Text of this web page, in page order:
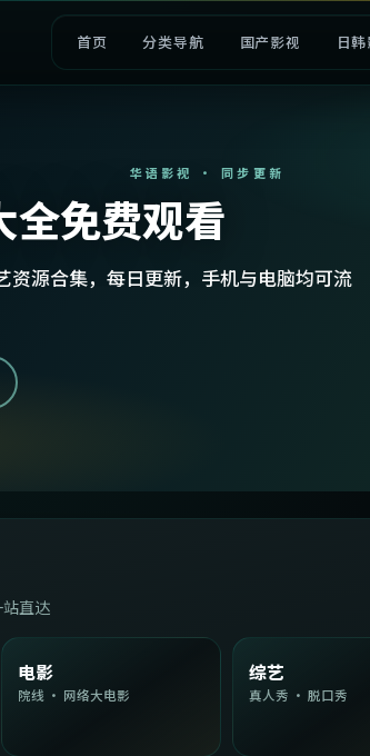
首页 分类导航 国产影视 日
华语影视 · 同步更新
全免费观看
资源合集，每日更新，手机与电脑均可流
直达
电影
院线 · 网络大电影
综艺
真人秀 · 脱口秀